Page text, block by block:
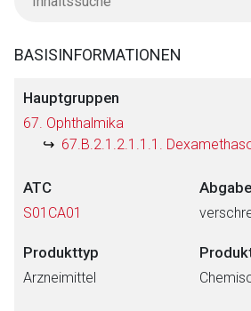
BASISINFORMATIONEN
Hauptgruppen
67. Ophthalmika
67.B.2.1.2.1.1.1.
ATC
S01CA01
Produkttyp
Arzneimittel